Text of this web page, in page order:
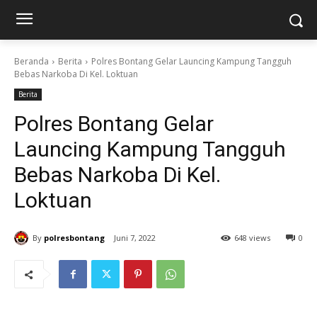
Beranda Berita
Polres Bontang Gelar Launcing Kampung Tangguh
Bebas Narkoba Di Kel. Loktuan
Berita
Polres Bontang Gelar
Launcing Kampung Tangguh
Bebas Narkoba Di Kel.
Loktuan
By polresbontang Juni 7, 2022 0
648 views